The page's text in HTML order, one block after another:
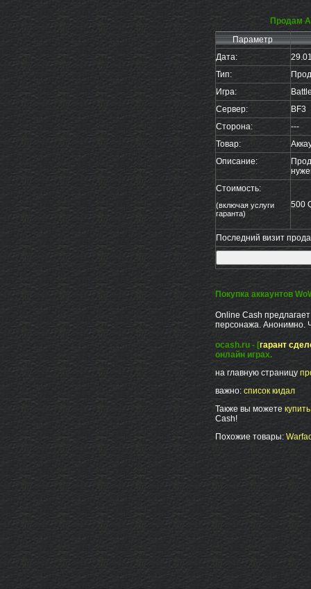
Продам
Параметр
Дата:
Тип:
Игра:
Сервер:
BF3
Сторона:
---
Товар:
Описание:
Стоимость:
(включая услуги
гаранта)
500
Последний визит
Покупка аккаунтов
Online Cash
персонажа. Анонимно.
ocash.ru - [гарант
онлайн играх.
на главную страницу
важно: список кидал
Также вы можете
Cash!
Похожие товары: